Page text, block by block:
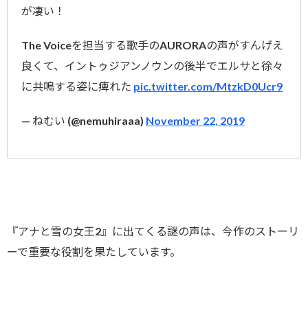
が凄い！
The Voiceを担当する歌手のAURORAの声がすんげえ
良くて、イントゥジアンノウンの後半でエルサと徐々
に共鳴する姿に痺れた pic.twitter.com/MtzkD0Ucr9
— ねむい (@nemuhiraaa) November 22, 2019
『アナと雪の女王2』に出てくる謎の声は、今作のストーリ
ーで重要な役割を果たしています。